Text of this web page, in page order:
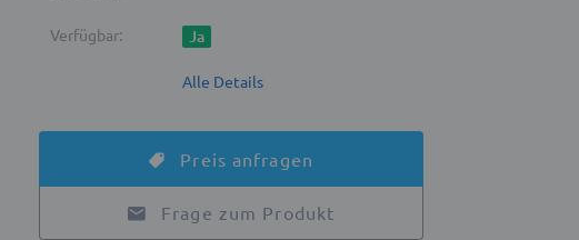
Verfügbar: Ja
Alle Details
Preis anfragen
Frage zum Produkt